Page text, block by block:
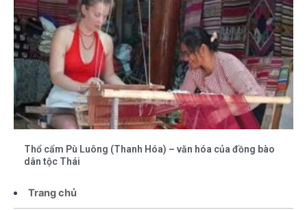
Trang chủ
Thổ cẩm Pù Luông (Thanh Hóa) – văn hóa của đồng bào
dân tộc Thái